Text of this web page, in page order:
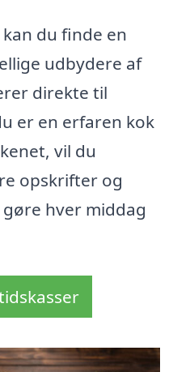
du finde en
udbydere af
direkte til
er en erfaren kok
vil du
opskrifter og
hver middag